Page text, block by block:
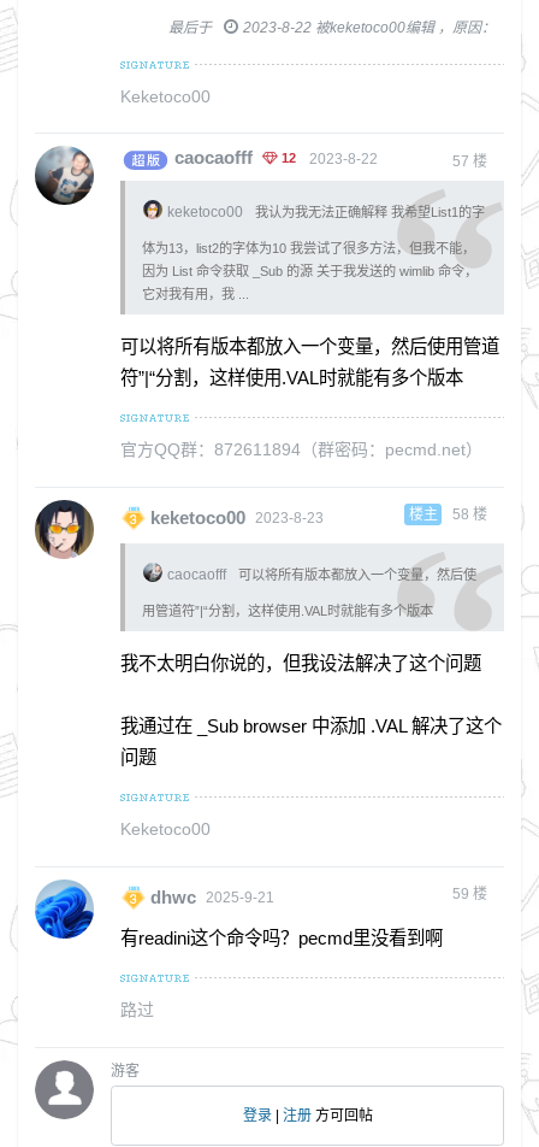
最后于 2023-8-22 被keketoco00编辑 ，原因：
Keketoco00
caocaofff 12 2023-8-22 57 楼
keketoco00 我认为我无法正确解释 我希望List1的字
体为13，list2的字体为10 我尝试了很多方法，但我不能，
因为 List 命令获取 _Sub 的源 关于我发送的 wimlib 命令，
它对我有用，我 ...
可以将所有版本都放入一个变量，然后使用管道
符”|“分割，这样使用.VAL时就能有多个版本
官方QQ群：872611894（群密码：pecmd.net）
keketoco00 2023-8-23 楼主 58 楼
caocaofff 可以将所有版本都放入一个变量，然后使
用管道符”|“分割，这样使用.VAL时就能有多个版本
我不太明白你说的，但我设法解决了这个问题
我通过在 _Sub browser 中添加 .VAL 解决了这个
问题
Keketoco00
dhwc 2025-9-21 59 楼
有readini这个命令吗？pecmd里没看到啊
路过
游客
登录| 注册方可回帖